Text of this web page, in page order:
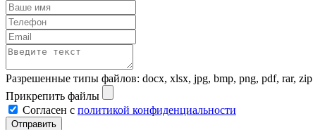
Разрешенные типы файлов: docx, xlsx, jpg, bmp, png, pdf, rar, zip
Прикрепить файлы
Согласен с политикой конфиденциальности